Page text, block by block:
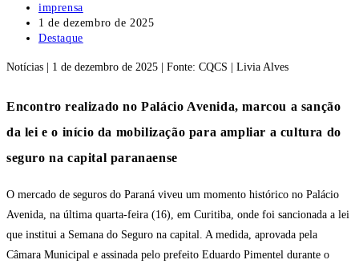
Autor
do
post:
imprensa
Post
publicado:
1 de dezembro de 2025
Categoria
post:
Destaque
Notícias | 1 de dezembro de 2025 | Fonte: CQCS | Livia Alves
Encontro realizado no Palácio Avenida, marcou a sanção
da lei e o início da mobilização para ampliar a cultura do
seguro na capital paranaense
O mercado de seguros do Paraná viveu um momento histórico no Palácio
Avenida, na última quarta-feira (16), em Curitiba, onde foi sancionada a lei
que institui a Semana do Seguro na capital. A medida, aprovada pela
Câmara Municipal e assinada pelo prefeito Eduardo Pimentel durante o